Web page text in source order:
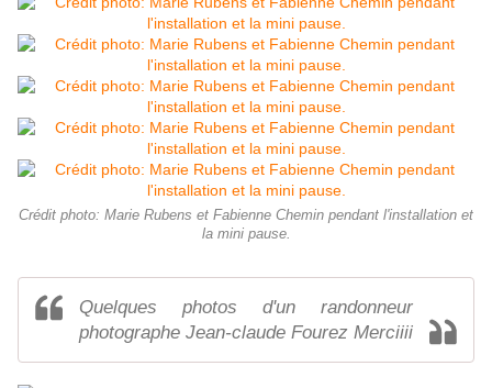
Crédit photo: Marie Rubens et Fabienne Chemin pendant l'installation et
la mini pause.
Quelques photos d'un randonneur
photographe Jean-claude Fourez Merciiii